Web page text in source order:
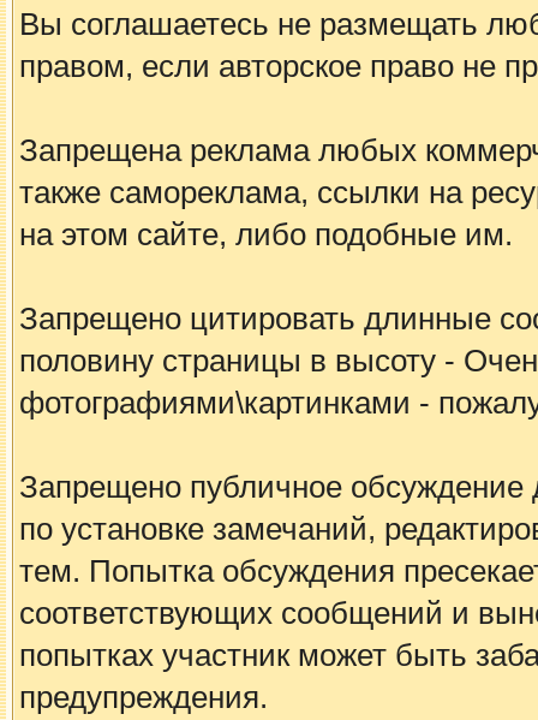
Вы соглашаетесь не размещать
правом, если авторское право не
Запрещена реклама любых
также самореклама, ссылки на
на этом сайте, либо подобные им.
Запрещено цитировать длинные
половину страницы в высоту -
фотографиями\картинками -
Запрещено публичное обсуждение
по установке замечаний,
тем. Попытка обсуждения
соответствующих сообщений и
попытках участник может быть
предупреждения.